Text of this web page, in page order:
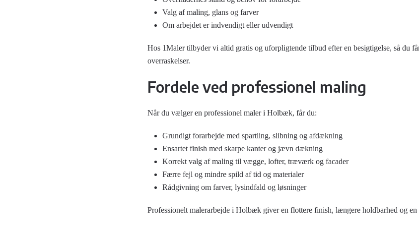
Valg af maling, glans og farver
Om arbejdet er indvendigt eller udvendigt
Hos 1Maler tilbyder vi altid gratis og uforpligtende tilbud efter en besigtigelse, så du
overraskelser.
Fordele ved professionel maling
Når du vælger en professionel maler i Holbæk, får du:
Grundigt forarbejde med spartling, slibning og afdækning
Ensartet finish med skarpe kanter og jævn dækning
Korrekt valg af maling til vægge, lofter, træværk og facader
Færre fejl og mindre spild af tid og materialer
Rådgivning om farver, lysindfald og løsninger
Professionelt malerarbejde i Holbæk giver en flottere finish, længere holdbarhed og en